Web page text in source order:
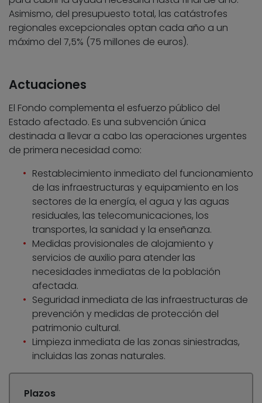
Asimismo, del presupuesto total, las catástrofes
regionales excepcionales optan cada año a un
máximo del 7,5% (75 millones de euros).
Actuaciones
El Fondo complementa el esfuerzo público del
Estado afectado. Es una subvención única
destinada a llevar a cabo las operaciones urgentes
de primera necesidad como:
Restablecimiento inmediato del funcionamiento
de las infraestructuras y equipamiento en los
sectores de la energía, el agua y las aguas
residuales, las telecomunicaciones, los
transportes, la sanidad y la enseñanza.
Medidas provisionales de alojamiento y
servicios de auxilio para atender las
necesidades inmediatas de la población
afectada.
Seguridad inmediata de las infraestructuras de
prevención y medidas de protección del
patrimonio cultural.
Limpieza inmediata de las zonas siniestradas,
incluidas las zonas naturales.
Plazos